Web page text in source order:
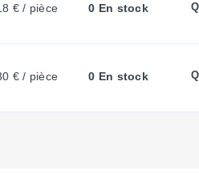
€ / pièce 0 En stock
€ / pièce 0 En stock